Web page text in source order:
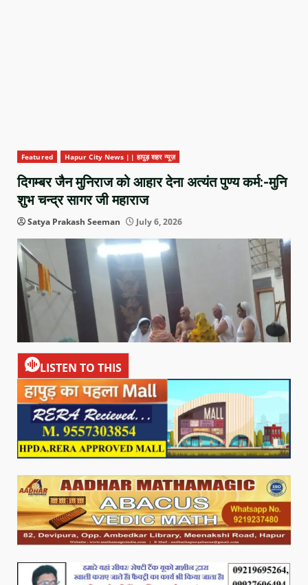
Featured Hapur City News || हापुड़ शहर न्यूज़
दिगम्बर जैन मुनिराज को आहार देना अत्यंत पुण्य कर्म:-मुनि
शुभ चन्द्र सागर जी महाराज
Satya Prakash Seeman July 6, 2026
LISTEN TO THIS